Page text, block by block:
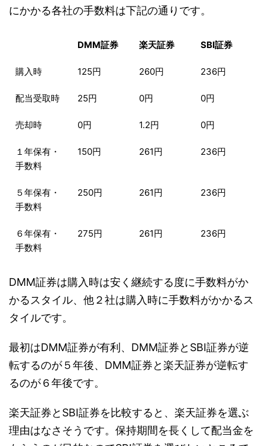
にかかる各社の手数料は下記の通りです。
DMM証券 楽天証券 SBI証券
購入時 125円 260円 236円
配当受取時 25円 0円 0円
売却時 0円 1.2円 0円
１年保有・
手数料
150円 261円 236円
５年保有・
手数料
250円 261円 236円
６年保有・
手数料
275円 261円 236円
DMM証券は購入時は安く継続する度に手数料がか
かるスタイル、他２社は購入時に手数料がかかるス
タイルです。
最初はDMM証券が有利、DMM証券とSBI証券が逆
転するのが５年後、DMM証券と楽天証券が逆転す
るのが６年後です。
楽天証券とSBI証券を比較すると、楽天証券を選ぶ
理由はなさそうです。保持期間を長くして配当金を